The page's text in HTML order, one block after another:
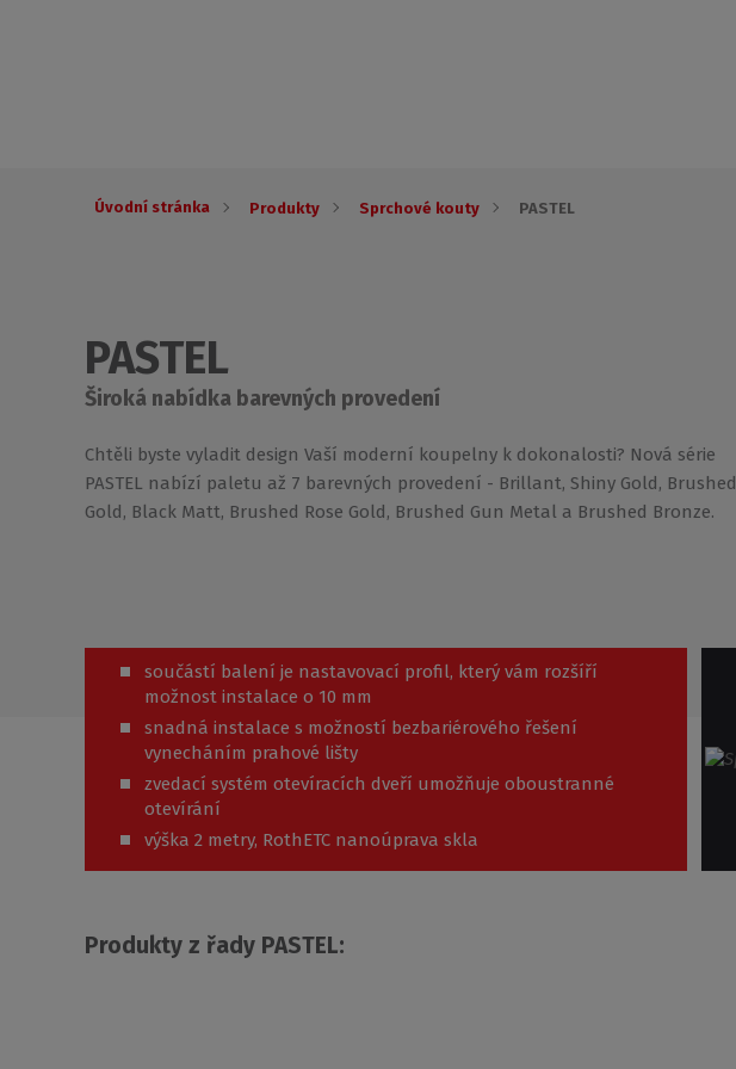
Úvodní stránka Produkty Sprchové kouty PASTEL
PASTEL
Široká nabídka barevných provedení
Chtěli byste vyladit design Vaší moderní koupelny k dokonalosti? Nová série
PASTEL nabízí paletu až 7 barevných provedení - Brillant, Shiny Gold, Brushed
Gold, Black Matt, Brushed Rose Gold, Brushed Gun Metal a Brushed Bronze.
součástí balení je nastavovací profil, který vám rozšíří
možnost instalace o 10 mm
snadná instalace s možností bezbariérového řešení
vynecháním prahové lišty
zvedací systém otevíracích dveří umožňuje oboustranné
otevírání
výška 2 metry, RothETC nanoúprava skla
Produkty z řady PASTEL: